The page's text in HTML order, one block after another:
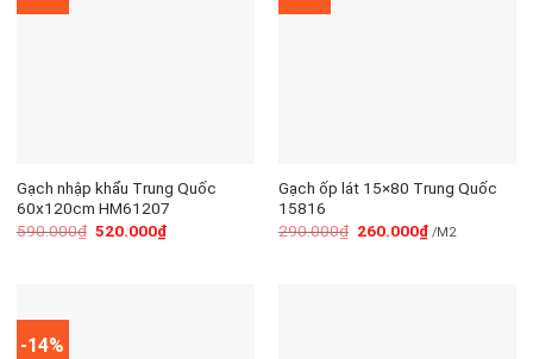
Gạch nhập khẩu Trung Quốc
60x120cm HM61207
590.000₫ 520.000₫
Gạch ốp lát 15×80 Trung Quốc
15816
290.000₫ 260.000₫/M2
-14%